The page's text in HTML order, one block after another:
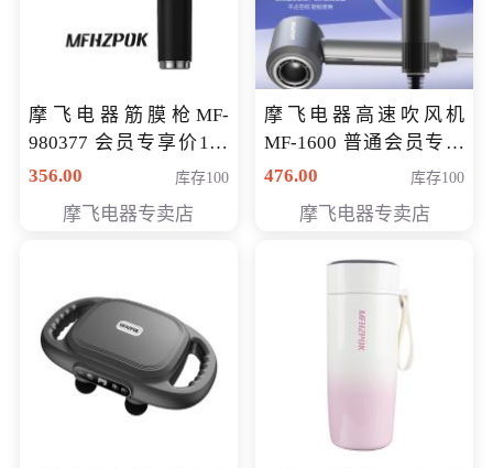
摩飞电器筋膜枪MF-
980377 会员专享价199
元
356.00 库存100
摩飞电器专卖店
摩飞电器高速吹风机
MF-1600 普通会员专享
价298元
476.00 库存100
摩飞电器专卖店